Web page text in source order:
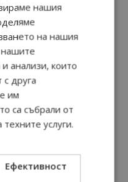
нашия
на нашия
нашите
анализи, които
друга
им
са събрали от
услуги.
Ефективност